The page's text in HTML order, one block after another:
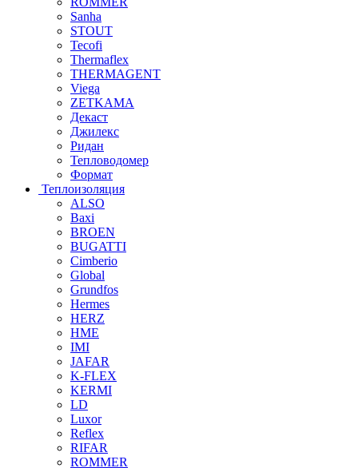
Sanha
STOUT
Tecofi
Thermaflex
THERMAGENT
Viega
ZETKAMA
Декаст
Джилекс
Ридан
Тепловодомер
Формат
Теплоизоляция
ALSO
Baxi
BROEN
BUGATTI
Cimberio
Global
Grundfos
Hermes
HERZ
HME
IMI
JAFAR
K-FLEX
KERMI
LD
Luxor
Reflex
RIFAR
ROMMER